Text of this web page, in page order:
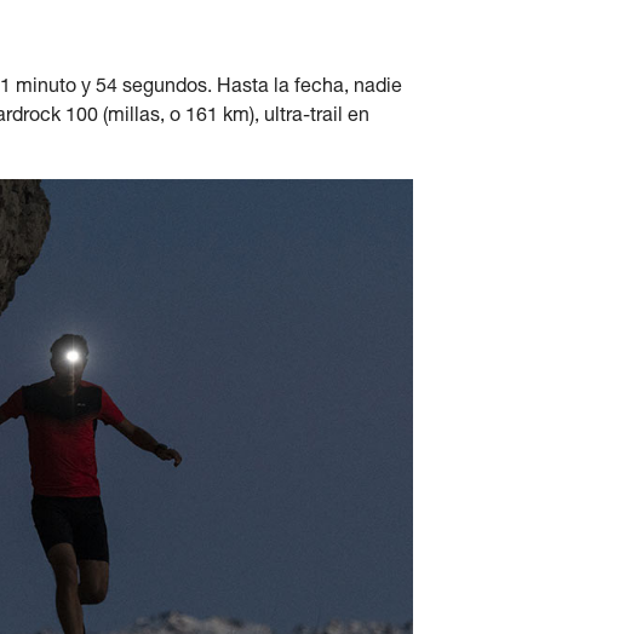
minuto y 54 segundos. Hasta la fecha, nadie
100 (millas, o 161 km), ultra-trail en